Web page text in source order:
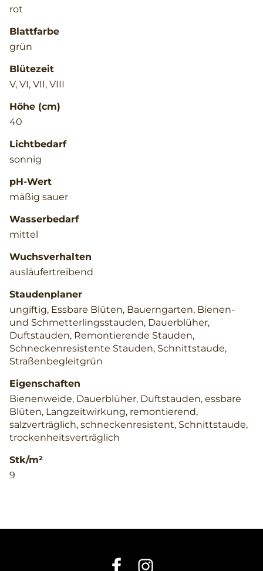
rot
Blattfarbe
grün
Blütezeit
V, VI, VII, VIII
Höhe (cm)
40
Lichtbedarf
sonnig
pH-Wert
mäßig sauer
Wasserbedarf
mittel
Wuchsverhalten
ausläufertreibend
Staudenplaner
ungiftig, Essbare Blüten, Bauerngarten, Bienen-
und Schmetterlingsstauden, Dauerblüher,
Duftstauden, Remontierende Stauden,
Schneckenresistente Stauden, Schnittstaude,
Straßenbegleitgrün
Eigenschaften
Bienenweide, Dauerblüher, Duftstauden, essbare
Blüten, Langzeitwirkung, remontierend,
salzverträglich, schneckenresistent, Schnittstaude,
trockenheitsverträglich
Stk/m²
9